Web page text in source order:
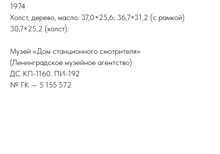
1974
Холст, дерево, масло. 37,0×25,6; 36,7×31,2 (с рамкой)
30,7×25,2 (холст).
Музей «Дом станционного смотрителя»
(Ленинградское музейное агентство)
ДС КП-1160. ПИ-192
№ ГК — 5 155 572